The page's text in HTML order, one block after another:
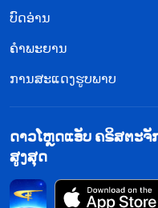
ບົດອ່ານ
ຄຳພະຍານ
ການສະແດງຮູບພາບ
ດາວໂຫຼດແອັບ ຄຣິສຕະຈັ
ສູງສຸດ